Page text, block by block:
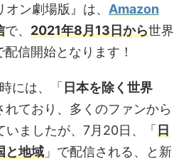
オン劇場版』は、 Amazon
で、 2021年8月13日から世界
信開始となります！
には、「 日本を除く世界
れており、多くのファンから
ましたが、7月20日、「 日
と地域 」で配信される、と新